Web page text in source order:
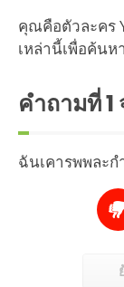
คุณคือตัวละคร
เหล่านี้เพื่อค้น
คำถามที่1
ฉันเคารพพละก